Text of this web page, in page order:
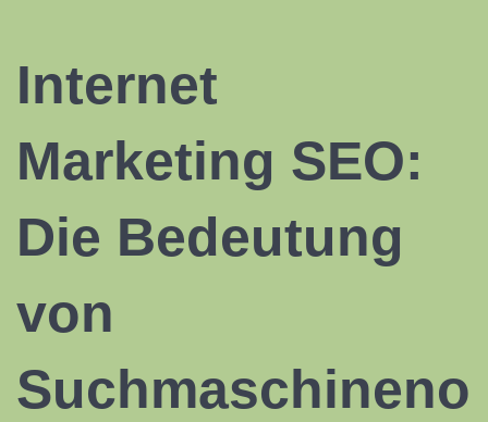
Internet
Marketing SEO:
Die Bedeutung
von